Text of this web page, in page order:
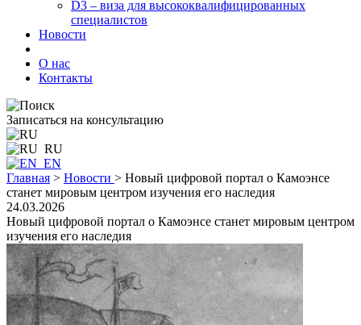
D3 – виза для высококвалифицированных
специалистов
Новости
О нас
Контакты
Записаться на консультацию
RU
EN
Главная > Новости > Новый цифровой портал о Камоэнсе
станет мировым центром изучения его наследия
24.03.2026
Новый цифровой портал о Камоэнсе станет мировым центром
изучения его наследия